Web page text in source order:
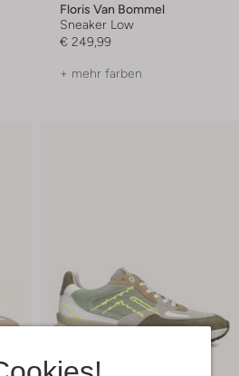
Floris Van Bommel
Sneaker Low
€ 249,99
+ mehr farben